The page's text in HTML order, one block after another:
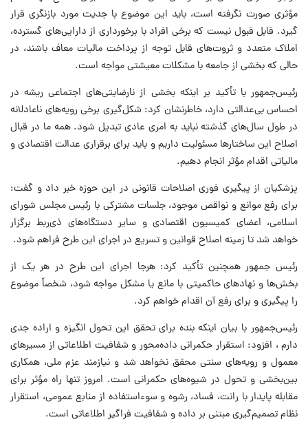
مؤثری صورت نگرفته است، باید این موضوع با جدیت مورد بازنگری قرار
گیرد. قابل قبول نیست که برخی افراد با برخورداری از دارایی‌های گسترده،
املاک متعدد و ثروت‌های قابل توجه از پرداخت مالیات معاف باشند، در
حالی که بخشی از جامعه با مشکلات معیشتی مواجه است.
رئیس‌جمهور با تأکید بر اینکه بخشی از نارضایتی‌های اجتماعی ریشه در
احساس بی‌عدالتی دارد، خاطرنشان کرد: شکل‌گیری برخی رویه‌های ناعادلانه
در طول سال‌های گذشته نباید به امری عادی تبدیل شود. همه ما در قبال
اصلاح این ساختارها مسئولیت داریم و باید برای برقراری عدالت اقتصادی و
مالیاتی اقدام مؤثر انجام دهیم.
پزشکیان از پیگیری فوری اصلاحات قانونی در این حوزه خبر داد و گفت:
برای رفع موانع و نواقص موجود، جلسات مشترکی با رئیس مجلس شورای
اسلامی، اعضای کمیسیون اقتصادی و سایر دستگاه‌های ذی‌ربط برگزار
خواهد شد تا زمینه اصلاح قوانین و تسریع در اجرای این طرح فراهم شود.
رئیس جمهور همچنین تأکید کرد: هرجا اجرای این طرح در هر یک از
بخش‌ها و نهادهای حاکمیتی با مانع یا مشکل مواجه شود، شخصاً موضوع
را پیگیری و برای رفع آن اقدام خواهم کرد.
رئیس‌جمهور با بیان اینکه بنده برای تحقق این تحول انگیزه و اراده جدی
دارم ، افزود: استقرار حکمرانی داده‌محور و شفافیت اطلاعاتی از مسیرهای
معمول و رویه‌های سنتی محقق نخواهد شد و نیازمند عزم ملی، همکاری
بین‌بخشی و تحول در شیوه‌های حکمرانی است. امروز تنها راه مؤثر برای
مقابله پایدار با رانت، فساد، رشوه و سوءاستفاده از منابع عمومی، استقرار
نظام تصمیم‌گیری مبتنی بر داده و شفافیت فراگیر اطلاعاتی است.